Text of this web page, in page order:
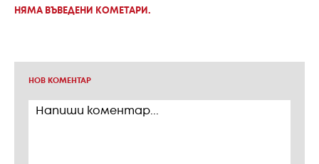
НЯМА ВЪВЕДЕНИ КОМЕТАРИ.
НОВ КОМЕНТАР